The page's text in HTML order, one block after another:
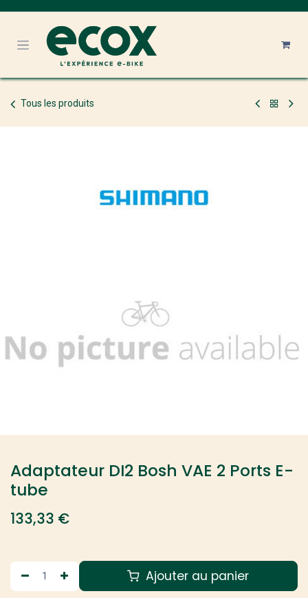
Tous les produits
Adaptateur DI2 Bosh VAE 2 Ports E-
tube
133,33 €
Ajouter au panier